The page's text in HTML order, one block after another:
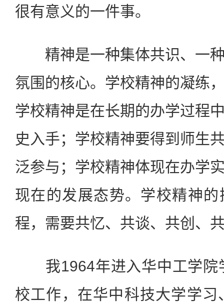
很有意义的一件事。
精神是一种集体共识、一种
氛围的核心。学校精神的凝练
学校精神是在长期的办学过程
史入手；学校精神要得到师生
泛参与；学校精神体现在办学
现在的发展态势。学校精神
程，需要共忆、共谈、共创、
我1964年进入华中工学院
校工作，在华中科技大学学